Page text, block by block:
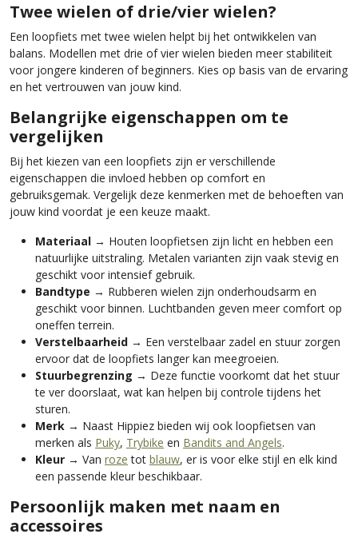
Twee wielen of drie/vier wielen?
Een loopfiets met twee wielen helpt bij het ontwikkelen van
balans. Modellen met drie of vier wielen bieden meer stabiliteit
voor jongere kinderen of beginners. Kies op basis van de ervaring
en het vertrouwen van jouw kind.
Belangrijke eigenschappen om te
vergelijken
Bij het kiezen van een loopfiets zijn er verschillende
eigenschappen die invloed hebben op comfort en
gebruiksgemak. Vergelijk deze kenmerken met de behoeften van
jouw kind voordat je een keuze maakt.
Materiaal → Houten loopfietsen zijn licht en hebben een
natuurlijke uitstraling. Metalen varianten zijn vaak stevig en
geschikt voor intensief gebruik.
Bandtype → Rubberen wielen zijn onderhoudsarm en
geschikt voor binnen. Luchtbanden geven meer comfort op
oneffen terrein.
Verstelbaarheid → Een verstelbaar zadel en stuur zorgen
ervoor dat de loopfiets langer kan meegroeien.
Stuurbegrenzing → Deze functie voorkomt dat het stuur
te ver doorslaat, wat kan helpen bij controle tijdens het
sturen.
Merk → Naast Hippiez bieden wij ook loopfietsen van
merken als Puky, Trybike en Bandits and Angels.
Kleur → Van roze tot blauw, er is voor elke stijl en elk kind
een passende kleur beschikbaar.
Persoonlijk maken met naam en
accessoires